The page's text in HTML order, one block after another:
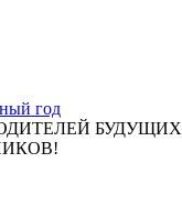
год
БУДУЩИХ